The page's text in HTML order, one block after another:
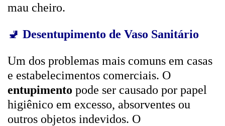
mau cheiro.
🚽 Desentupimento de Vaso Sanitário
Um dos problemas mais comuns em casas
e estabelecimentos comerciais. O
entupimento pode ser causado por papel
higiênico em excesso, absorventes ou
outros objetos indevidos. O